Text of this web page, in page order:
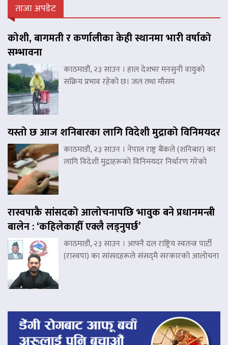
ताजा अपडेट
कोशी, बागमती र कर्णालीका केही स्थानमा भारी वर्षाको
सम्भावना
काठमाडौं, २३ साउन । हाल देशभर मनसुनी वायुको
सक्रिय प्रभाव रहेको छ। जल तथा मौसम
यस्तो छ आज शनिबारका लागि विदेशी मुद्राको विनिमयदर
काठमाडौं, २३ साउन । नेपाल राष्ट्र बैंकले (शनिबार) का
लागि विदेशी मुद्राहरूको विनिमयदर निर्धारण गरेको
रास्वपाकै सांसदको आलोचनापछि भावुक बने प्रधानमन्त्री
बालेन : ‘कहिलेकाहीँ एक्लै लड्नुपर्छ’
काठमाडौं, २३ साउन । आफ्नै दल राष्ट्रिय स्वतन्त्र पार्टी
(रास्वपा) का सांसदहरूले संसद्‌मै सरकारको आलोचना